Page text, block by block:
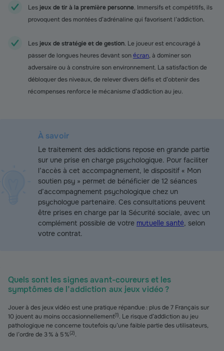
Les jeux de tir à la première personne. Immersifs et compétitifs, ils
provoquent des montées d’adrénaline qui favorisent l’addiction.
Les jeux de stratégie et de gestion. Le joueur est encouragé à
passer de longues heures devant sonécran, à dominer son
adversaire ou à construire son environnement. La satisfaction de
débloquer des niveaux, de relever divers défis et d’obtenir des
récompenses renforce le mécanisme d’addiction au jeu.
À savoir
Le traitement des addictions repose en grande partie
sur une prise en charge psychologique. Pour faciliter
l’accès à cet accompagnement, le dispositif « Mon
soutien psy » permet de bénéficier de 12 séances
d’accompagnement psychologique chez un
psychologue partenaire. Ces consultations peuvent
être prises en charge par la Sécurité sociale, avec un
complément possible de votre mutuelle santé, selon
votre contrat.
Quels sont les signes avant-coureurs et les
symptômes de l’addiction aux jeux vidéo ?
Jouer à des jeux vidéo est une pratique répandue : plus de 7 Français sur
10 jouent au moins occasionnellement(1). Le risque d’addiction au jeu
pathologique ne concerne toutefois qu’une faible partie des utilisateurs,
de l’ordre de 3 % à 5 %(2).